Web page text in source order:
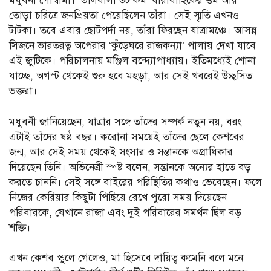
তোড়া চরিত্রে জনপ্রিয়তা পেয়েছিলেন তাঁরা। সেই স্মৃতি এখনও
টাটকা। তবে এবার ছোটপর্দা নয়, তাঁরা ফিরছেন যাত্রামঞ্চে। আসন্ন
সিজনে ভারতরত্ন অপেরার ‘কুঁড়েঘরে রাজকন্যা’ পালায় দেখা যাবে
এই জুটিকে। পরিচালনায় মঞ্জিল বন্দ্যোপাধ্যায়। ইতিমধ্যেই শোনা
যাচ্ছে, অগস্ট থেকেই শুরু হবে মহড়া, আর সেই খবরেই উচ্ছ্বসিত
ভক্তরা।
মধুবনী জানিয়েছেন, যাত্রার সঙ্গে তাঁদের সম্পর্ক নতুন নয়, বরং
এটাই তাঁদের ষষ্ঠ বছর। করোনা সময়েই তাঁদের ছেলে কেশবের
জন্ম, আর সেই সময় থেকেই সংসার ও সন্তানকে অগ্রাধিকার
দিয়েছেন তিনি। অভিনেত্রী স্পষ্ট বলেন, সন্তানকে অন্যের হাতে বড়
করতে চাননি। সেই সঙ্গে বাইরের পরিস্থিতির কথাও ভেবেছেন। ফলে
নিজের কেরিয়ার কিছুটা পিছিয়ে রেখে পুরো সময় দিয়েছেন
পরিবারকে, যেখানে রাজা এবং দুই পরিবারের সমর্থন ছিল বড়
শক্তি।
এখন কেশব স্কুলে গেলেও, মা হিসেবে দায়িত্ব কমেনি বলে মনে